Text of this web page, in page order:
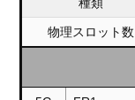
物理スロット数